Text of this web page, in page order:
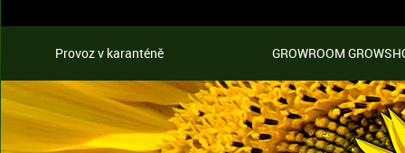
Provoz v karanténě GROWROOM